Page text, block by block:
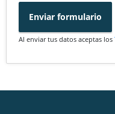
Enviar formulario
Al enviar tus datos aceptas los